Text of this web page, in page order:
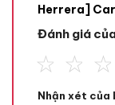
Mùi hương
Herrera]
Đánh giá
Nhận xét của